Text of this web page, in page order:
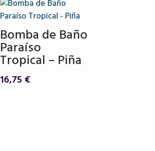
Bomba de Baño
Paraíso
Tropical – Piña
16,75 €